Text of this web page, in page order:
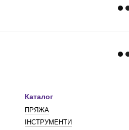
Каталог
ПРЯЖА
ІНСТРУМЕНТИ